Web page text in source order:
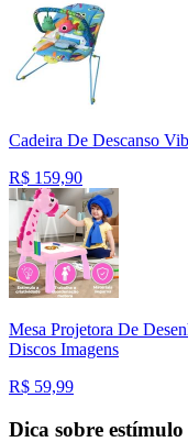
Cadeira De Descanso
R$ 159,90
Mesa Projetora De
Discos Imagens
R$ 59,99
Dica sobre